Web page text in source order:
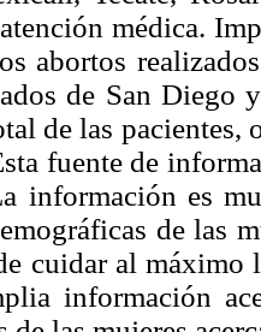
médica.
abortos
de San Diego
de las pacientes,
fuente de
información es
de las
cuidar al máximo
información